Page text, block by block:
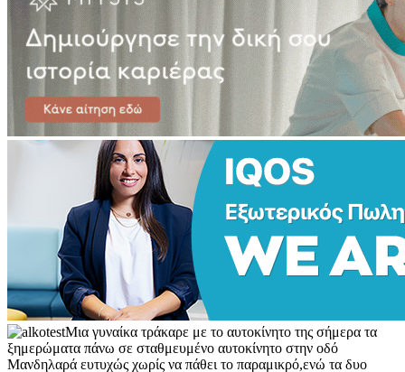
Μια γυναίκα τράκαρε με το αυτοκίνητο της σήμερα τα
ξημερώματα πάνω σε σταθμευμένο αυτοκίνητο στην οδό
Μανδηλαρά ευτυχώς χωρίς να πάθει το παραμικρό,ενώ τα δυο